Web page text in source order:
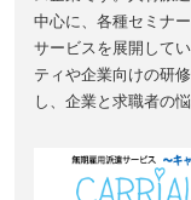
中心に、各種セミナ
サービスを展開して
ティや企業向けの研
し、企業と求職者の